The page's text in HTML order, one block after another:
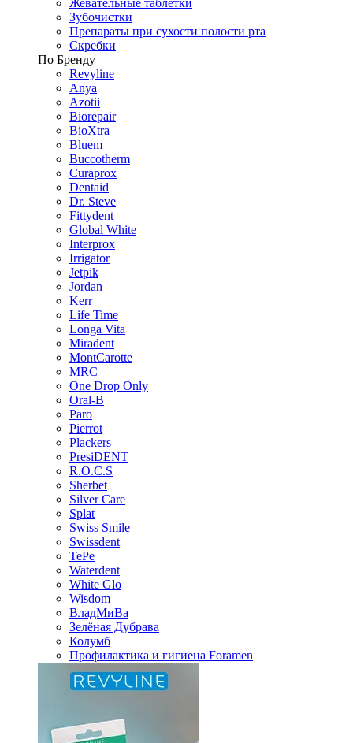
Жевательные таблетки
Зубочистки
Препараты при сухости полости рта
Скребки
По Бренду
Revyline
Anya
Azotii
Biorepair
BioXtra
Bluem
Buccotherm
Curaprox
Dentaid
Dr. Steve
Fittydent
Global White
Interprox
Irrigator
Jetpik
Jordan
Kerr
Life Time
Longa Vita
Miradent
MontCarotte
MRC
One Drop Only
Oral-B
Paro
Pierrot
Plackers
PresiDENT
R.O.C.S
Sherbet
Silver Care
Splat
Swiss Smile
Swissdent
TePe
Waterdent
White Glo
Wisdom
ВладМиВа
Зелёная Дубрава
Колумб
Профилактика и гигиена Foramen